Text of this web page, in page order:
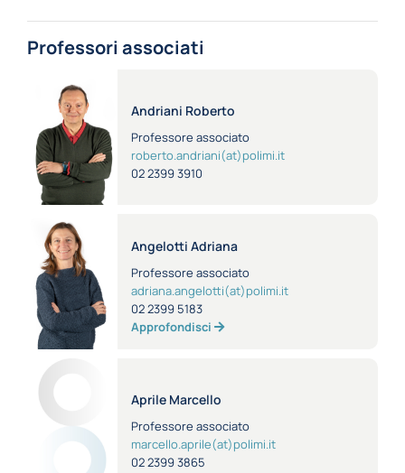
Professori associati
Andriani Roberto
Professore associato
roberto.andriani(at)polimi.it
02 2399 3910
Angelotti Adriana
Professore associato
adriana.angelotti(at)polimi.it
02 2399 5183
Approfondisci
Aprile Marcello
Professore associato
marcello.aprile(at)polimi.it
02 2399 3865